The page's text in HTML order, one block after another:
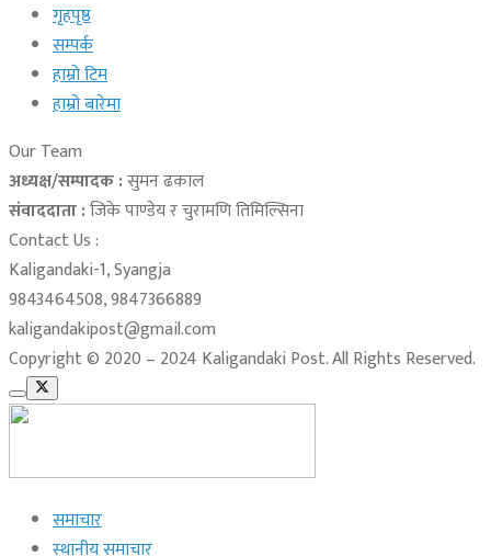
गृहपृष्ठ
सम्पर्क
हाम्रो टिम
हाम्रो बारेमा
Our Team
अध्यक्ष/सम्पादक :सुमन ढकाल
संवाददाता :जिके पाण्डेय र चुरामणि तिमिल्सिना
Contact Us :
Kaligandaki-1, Syangja
9843464508, 9847366889
kaligandakipost@gmail.com
Copyright © 2020 – 2024 Kaligandaki Post. All Rights Reserved.
समाचार